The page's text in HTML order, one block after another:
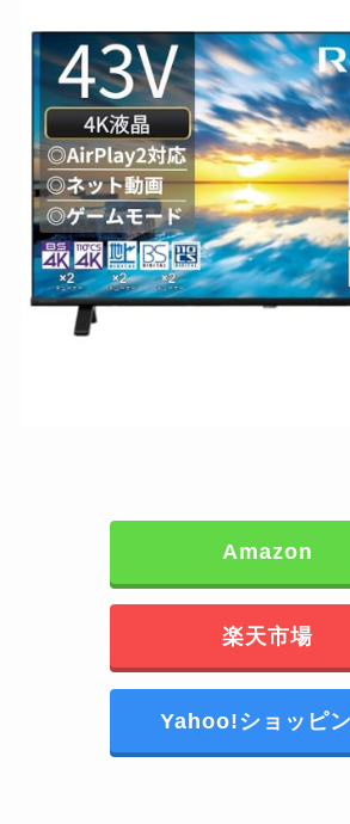
Amazon
楽天市場
Yahoo!ショッピ